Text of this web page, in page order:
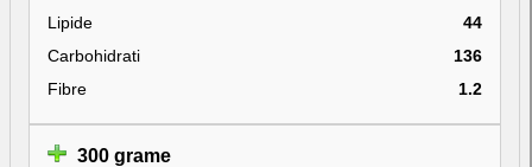
Lipide
44
Carbohidrati
136
Fibre
1.2
300 grame